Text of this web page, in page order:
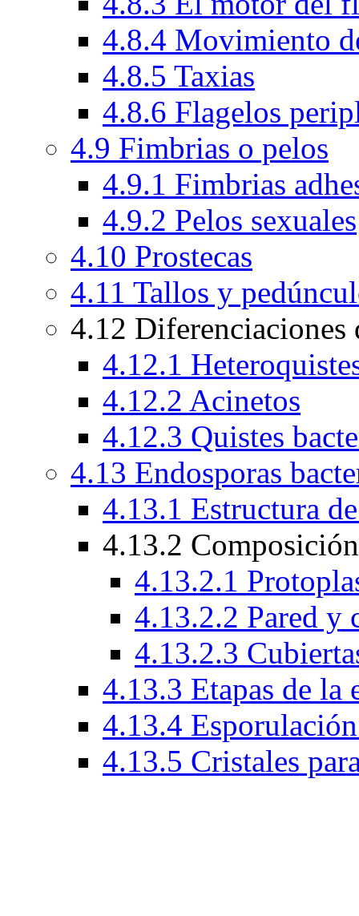
4.8.4 Movimiento
4.8.5 Taxias
4.8.6 Flagelos
4.9 Fimbrias o pelos
4.9.1 Fimbrias
4.9.2 Pelos sexuales
4.10 Prostecas
4.11 Tallos y
4.12 Diferenciaciones
4.12.1
4.12.2 Acinetos
4.12.3 Quistes
4.13 Endosporas
4.13.1 Estructura
4.13.2
4.13.2.1
4.13.2.2 Pared y
4.13.2.3
4.13.3 Etapas de la
4.13.4
4.13.5 Cristales